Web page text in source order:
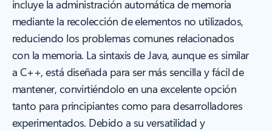
incluye la administración automática de memoria
mediante la recolección de elementos no utilizados,
reduciendo los problemas comunes relacionados
con la memoria. La sintaxis de Java, aunque es similar
a C++, está diseñada para ser más sencilla y fácil de
mantener, convirtiéndolo en una excelente opción
tanto para principiantes como para desarrolladores
experimentados. Debido a su versatilidad y